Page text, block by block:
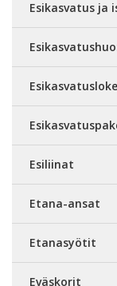
Esikasvatus ja
Esiliinat
Etana-ansat
Etanasyötit
Eväskorit